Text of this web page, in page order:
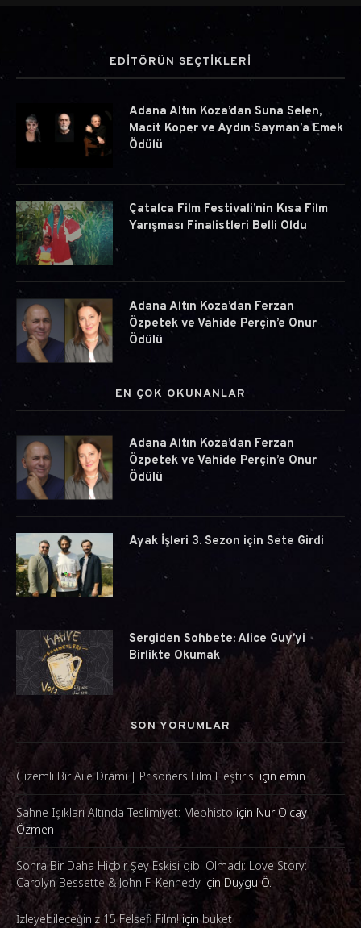
EDİTÖRÜN SEÇTİKLERİ
Adana Altın Koza’dan Suna Selen,
Macit Koper ve Aydın Sayman’a Emek
Ödülü
Çatalca Film Festivali’nin Kısa Film
Yarışması Finalistleri Belli Oldu
Adana Altın Koza’dan Ferzan
Özpetek ve Vahide Perçin’e Onur
Ödülü
EN ÇOK OKUNANLAR
Adana Altın Koza’dan Ferzan
Özpetek ve Vahide Perçin’e Onur
Ödülü
Ayak İşleri 3. Sezon için Sete Girdi
Sergiden Sohbete: Alice Guy’yi
Birlikte Okumak
SON YORUMLAR
Gizemli Bir Aile Dramı | Prisoners Film Eleştirisi için emin
Sahne Işıkları Altında Teslimiyet: Mephisto için Nur Olcay
Özmen
Sonra Bir Daha Hiçbir Şey Eskisi gibi Olmadı: Love Story:
Carolyn Bessette & John F. Kennedy için Duygu Ö.
İzleyebileceğiniz 15 Felsefi Film!içinbuket